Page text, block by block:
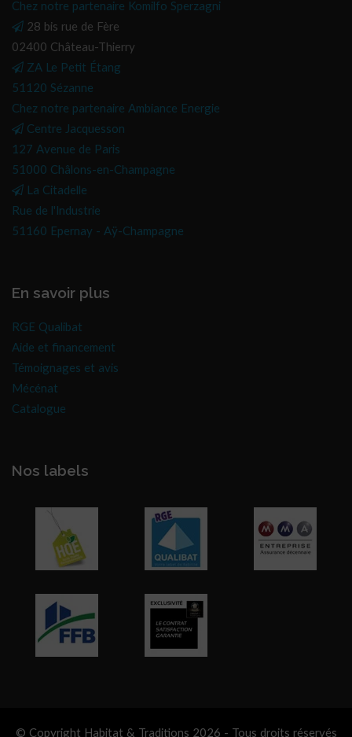
Chez notre partenaire Komilfo Sperzagni
28 bis rue de Fère
02400 Château-Thierry
ZA Le Petit Étang
51120 Sézanne
Chez notre partenaire Ambiance Energie
Centre Jacquesson
127 Avenue de Paris
51000 Châlons-en-Champagne
La Citadelle
Rue de l'Industrie
51160 Epernay - Aÿ-Champagne
En savoir plus
RGE Qualibat
Aide et financement
Témoignages et avis
Mécénat
Catalogue
Nos labels
© Copyright Habitat & Traditions 2026 - Tous droits réservés